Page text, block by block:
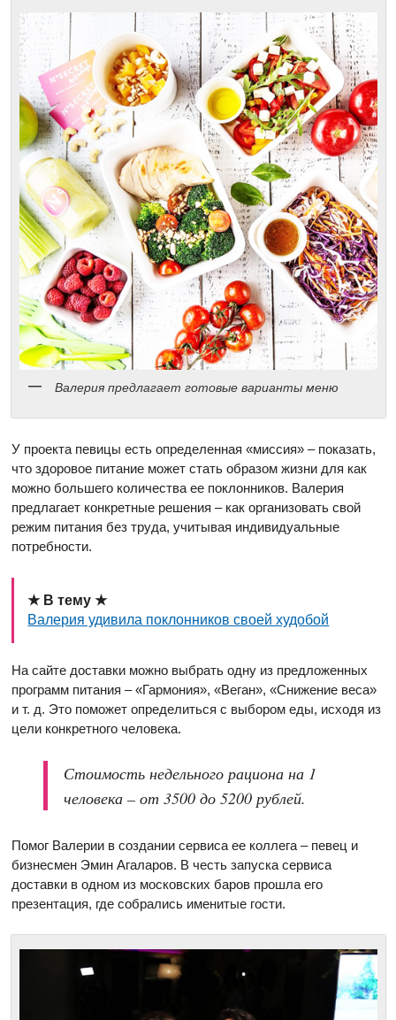
Валерия предлагает готовые варианты меню
У проекта певицы есть определенная «миссия» – показать,
что здоровое питание может стать образом жизни для как
можно большего количества ее поклонников. Валерия
предлагает конкретные решения – как организовать свой
режим питания без труда, учитывая индивидуальные
потребности.
★ В тему ★
Валерия удивила поклонников своей худобой
На сайте доставки можно выбрать одну из предложенных
программ питания – «Гармония», «Веган», «Снижение веса»
и т. д. Это поможет определиться с выбором еды, исходя из
цели конкретного человека.
Стоимость недельного рациона на 1
человека – от 3500 до 5200 рублей.
Помог Валерии в создании сервиса ее коллега – певец и
бизнесмен Эмин Агаларов. В честь запуска сервиса
доставки в одном из московских баров прошла его
презентация, где собрались именитые гости.